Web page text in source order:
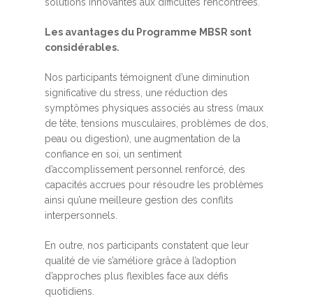
Les avantages du Programme MBSR sont
considérables.
Nos participants témoignent d’une diminution
significative du stress, une réduction des
symptômes physiques associés au stress (maux
de tête, tensions musculaires, problèmes de dos,
peau ou digestion), une augmentation de la
confiance en soi, un sentiment
d’accomplissement personnel renforcé, des
capacités accrues pour résoudre les problèmes
ainsi qu’une meilleure gestion des conflits
interpersonnels.
En outre, nos participants constatent que leur
qualité de vie s’améliore grâce à l’adoption
d’approches plus flexibles face aux défis
quotidiens.